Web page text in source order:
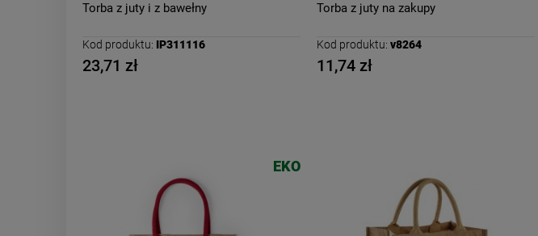
Torba z juty i z bawełny
Kod produktu: IP311116
23,71 zł
Torba z juty na zakupy
Kod produktu: v8264
11,74 zł
EKO